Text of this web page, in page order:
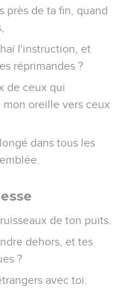
près de ta fin, quand
l'instruction, et
réprimandes ?
de ceux qui
oreille vers ceux
dans tous les
de ton puits.
dehors, et tes
?
avec toi.